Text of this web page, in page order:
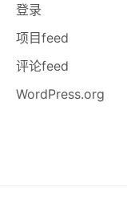
登录
项目feed
评论feed
WordPress.org